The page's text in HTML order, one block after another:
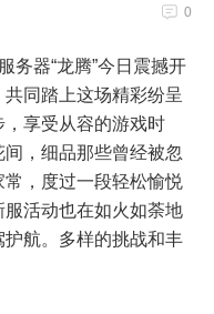
0
务器“龙腾”今日震撼开
同踏上这场精彩纷呈
享受从容的游戏时
，细品那些曾经被忽
，度过一段轻松愉悦
活动也在如火如荼地
航。多样的挑战和丰